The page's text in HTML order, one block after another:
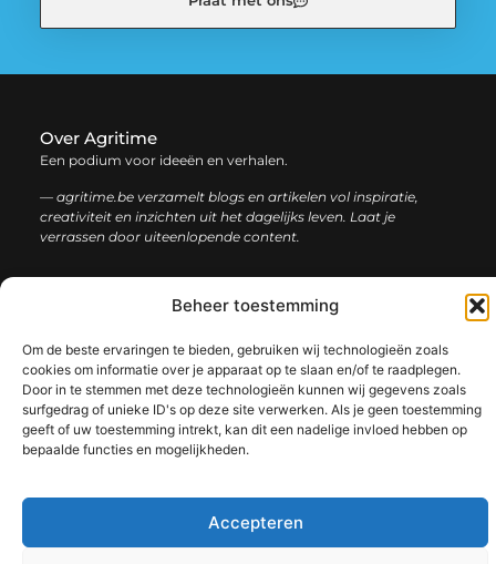
Beheer toestemming
Om de beste ervaringen te bieden, gebruiken wij technologieën zoals
cookies om informatie over je apparaat op te slaan en/of te raadplegen.
Door in te stemmen met deze technologieën kunnen wij gegevens zoals
surfgedrag of unieke ID's op deze site verwerken. Als je geen toestemming
geeft of uw toestemming intrekt, kan dit een nadelige invloed hebben op
bepaalde functies en mogelijkheden.
Accepteren
Over Agritime
Een podium voor ideeën en verhalen.
— agritime.be verzamelt blogs en artikelen vol inspiratie,
creativiteit en inzichten uit het dagelijks leven. Laat je
verrassen door uiteenlopende content.
Bericht categorie
@2025 www.agritime.be. All Right Reserved.​